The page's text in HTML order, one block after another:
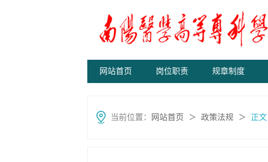
网站首页 岗位职责 规章制度
当前位置： 网站首页 ＞ 政策法规 ＞ 正文